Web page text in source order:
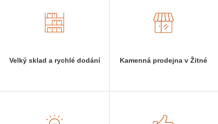
Velký sklad a rychlé dodání Kamenná prodejna v Žitné